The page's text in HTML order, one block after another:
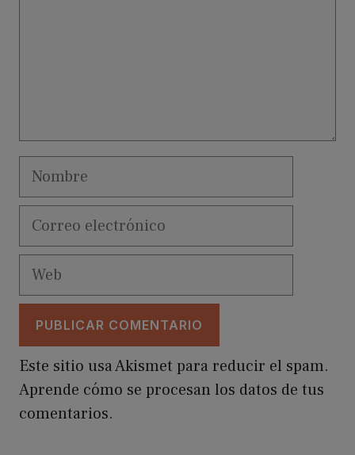
Nombre
Correo
Web
Este sitio usa Akismet para reducir el spam.
Aprende cómo se procesan los datos de tus
comentarios.